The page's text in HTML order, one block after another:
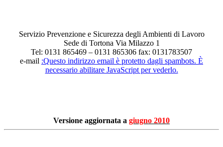
Servizio Prevenzione e Sicurezza degli Ambienti di Lavoro
Sede di Tortona Via Milazzo 1
Tel: 0131 865469 – 0131 865306 fax: 0131783507
e-mail :Questo indirizzo email è protetto dagli spambots. È
necessario abilitare JavaScript per vederlo.
Versione aggiornata a giugno 2010